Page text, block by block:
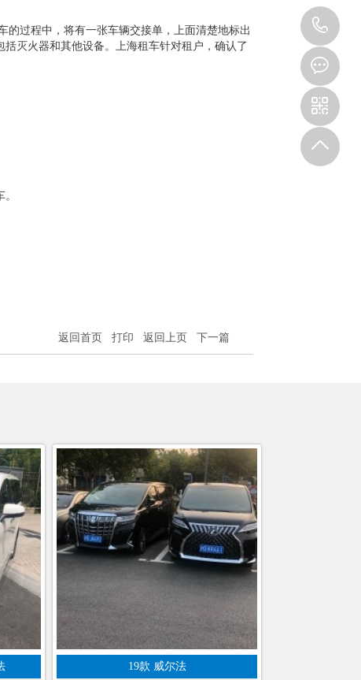
过程中，将有一张车辆交接单，上面清楚地标出
灭火器和其他设备。上海租车针对租户，确认了
返回首页 打印 返回上页 下一篇
19款 威尔法